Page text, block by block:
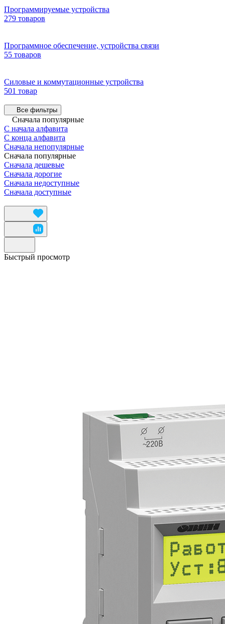
Программируемые устройства
279 товаров
Программное обеспечение, устройства связи
55 товаров
Силовые и коммутационные устройства
501 товар
Все фильтры
Сначала популярные
С начала алфавита
С конца алфавита
Сначала непопулярные
Сначала популярные
Сначала дешевые
Сначала дорогие
Сначала недоступные
Сначала доступные
Быстрый просмотр